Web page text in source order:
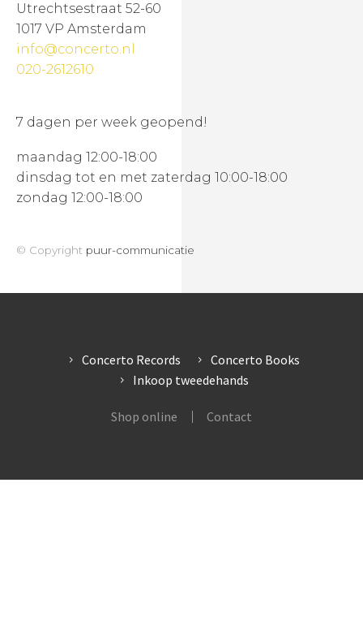
Utrechtsestraat 52-60
1017 VP Amsterdam
info@concerto.nl
020-2612610
7 dagen per week geopend!
maandag 12:00-18:00
dinsdag tot en met zaterdag 10:00-18:00
zondag 12:00-18:00
© Copyright puur-communicatie
Concerto Records
Concerto Books
Inkoop tweedehands
Shop online Contact